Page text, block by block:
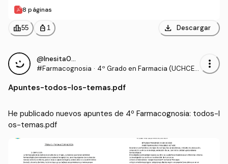
8 páginas
leaderboard55 personal_bag 1 download Descargar
@Inesita010
#Farmacognosia · 4º Grado en Farmacia (UCHCE
more_vert
Apuntes-todos-los-temas.pdf
He publicado nuevos apuntes de 4º Farmacognosia: todos-l
os-temas.pdf